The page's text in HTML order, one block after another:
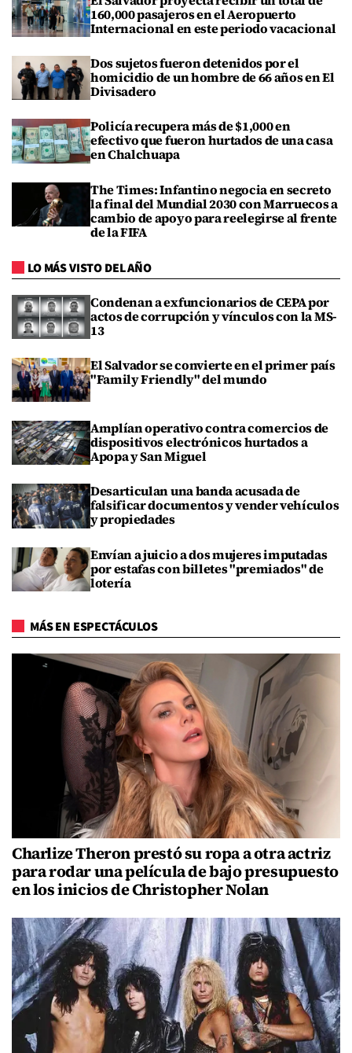
160,000 pasajeros en el Aeropuerto
Internacional en este periodo vacacional
Dos sujetos fueron detenidos por el
homicidio de un hombre de 66 años en El
Divisadero
Policía recupera más de $1,000 en
efectivo que fueron hurtados de una casa
en Chalchuapa
The Times: Infantino negocia en secreto
la final del Mundial 2030 con Marruecos a
cambio de apoyo para reelegirse al frente
de la FIFA
LO MÁS VISTO DEL AÑO
Condenan a exfuncionarios de CEPA por
actos de corrupción y vínculos con la MS-
13
El Salvador se convierte en el primer país
"Family Friendly" del mundo
Amplían operativo contra comercios de
dispositivos electrónicos hurtados a
Apopa y San Miguel
Desarticulan una banda acusada de
falsificar documentos y vender vehículos
y propiedades
Envían a juicio a dos mujeres imputadas
por estafas con billetes "premiados" de
lotería
MÁS EN ESPECTÁCULOS
Charlize Theron prestó su ropa a otra actriz
para rodar una película de bajo presupuesto
en los inicios de Christopher Nolan